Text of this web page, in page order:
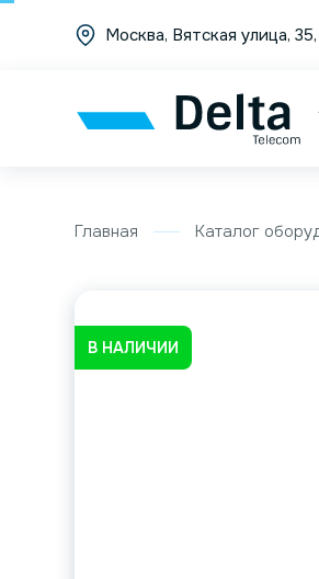
Москва, Вятская улица,
Главная Каталог
В НАЛИЧИИ